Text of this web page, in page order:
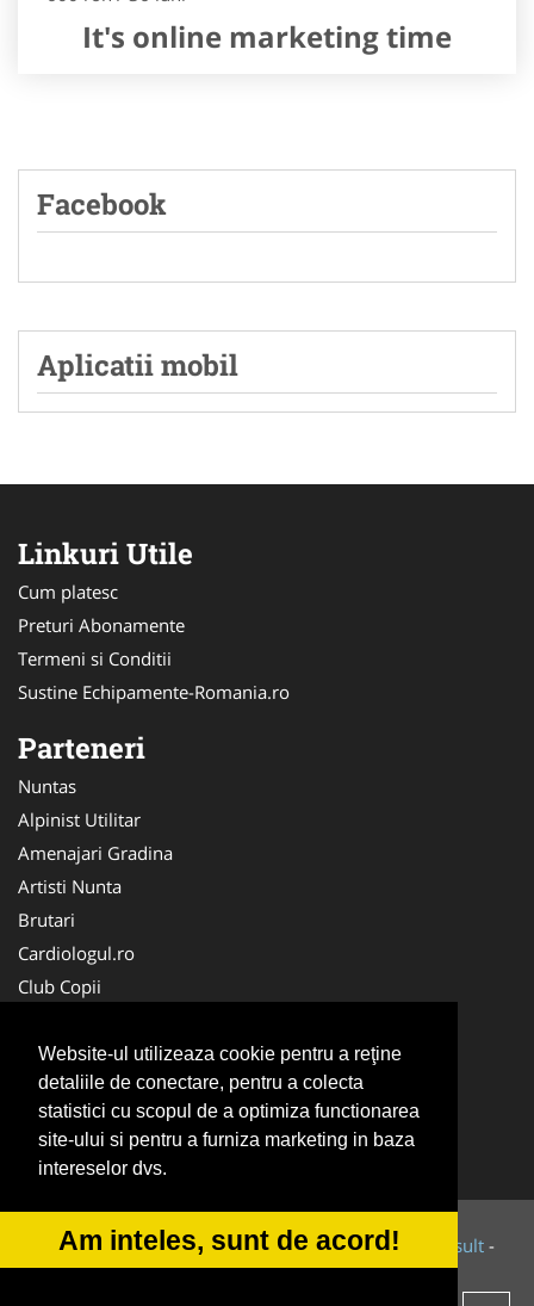
Website-ul utilizeaza cookie pentru a reţine
detaliile de conectare, pentru a colecta
statistici cu scopul de a optimiza functionarea
site-ului si pentru a furniza marketing in baza
intereselor dvs.
Am inteles, sunt de acord!
It's online marketing time
Facebook
Aplicatii mobil
Linkuri Utile
Cum platesc
Preturi Abonamente
Termeni si Conditii
Sustine Echipamente-Romania.ro
Parteneri
Nuntas
Alpinist Utilitar
Amenajari Gradina
Artisti Nunta
Brutari
Cardiologul.ro
Club Copii
Ambalaje Romania
Cabinet-Individual.ro
CentruInchirieri.ro
Cursuri Romania
© 2014-2026 Powered byVilonMedia&Tokaido Consult -
ANPC SOL